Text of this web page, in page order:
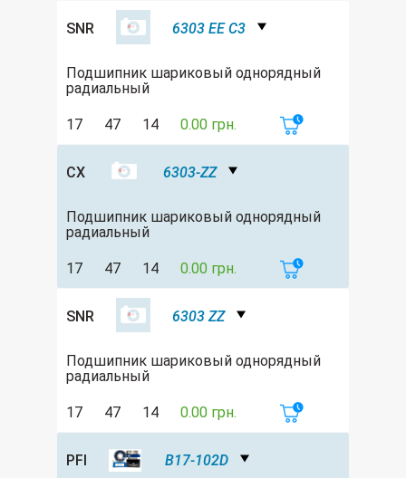
SNR 6303 EE C3
Подшипник шариковый однорядный
радиальный
17 47 14 0.00 грн.
CX 6303-ZZ
Подшипник шариковый однорядный
радиальный
17 47 14 0.00 грн.
SNR 6303 ZZ
Подшипник шариковый однорядный
радиальный
17 47 14 0.00 грн.
PFI B17-102D